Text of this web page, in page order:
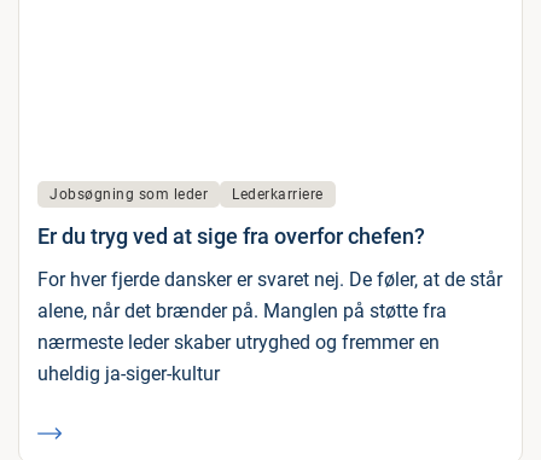
Jobsøgning som leder Lederkarriere
Er du tryg ved at sige fra overfor chefen?
For hver fjerde dansker er svaret nej. De føler, at de står
alene, når det brænder på. Manglen på støtte fra
nærmeste leder skaber utryghed og fremmer en
uheldig ja-siger-kultur